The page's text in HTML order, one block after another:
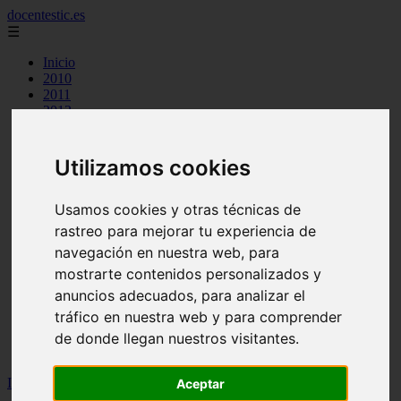
Utilizamos cookies
Usamos cookies y otras técnicas de
rastreo para mejorar tu experiencia de
navegación en nuestra web, para
mostrarte contenidos personalizados y
anuncios adecuados, para analizar el
tráfico en nuestra web y para comprender
de donde llegan nuestros visitantes.
Aceptar
docentestic.es
☰
Inicio
2010
2011
2012
2016
2018
cuidado y mantenimiento de la flauta
curiosidades sobre la flauta
eventos y conciertos de flauta
interpretes destacados de flauta
musica para flauta
noticias sobre flauta
partituras para flauta
recursos para aprender a tocar la flauta
tecnicas de flauta
Inicio
Notas para flauta (ES): Can-can, notas para flauta